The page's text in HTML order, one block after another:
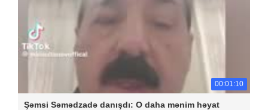
00:01:10
Şəmsi Səmədzadə danışdı: O daha mənim həyat